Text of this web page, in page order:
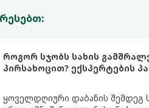
როგორ სჯობს სახის
პირსახოცით? ექსპერტების
ყოველდღიური დაბანის შემდეგ